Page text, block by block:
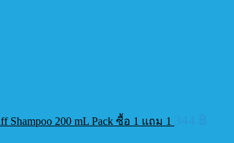
Shampoo 200 mL Pack ซื้อ 1 แถม 1